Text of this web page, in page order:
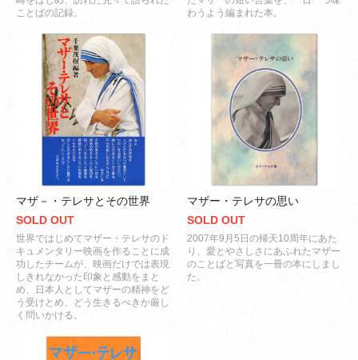
ことばの記録。
わうよう編まれた本。
マザ－・テレサとその世界
SOLD OUT
世界ではじめてマザー・テレサのド
キュメンタリー映画を作ることに成
功したチームが、映画だけでは表現
しきれなかった印象と感動をまと
め、日本人としてマザーの精神をど
う受けとめ、どう生きるべきか厳し
く問いかける。
マザー・テレサの思い
SOLD OUT
2007年9月5日の帰天10周年にあた
り、愛とやさしさにあふれたマザー
のことばと写真を一冊の本にしまし
た。